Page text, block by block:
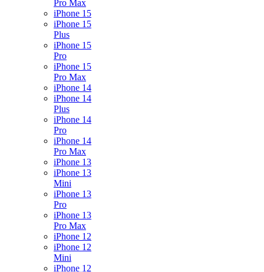
Pro Max
iPhone 15
iPhone 15
Plus
iPhone 15
Pro
iPhone 15
Pro Max
iPhone 14
iPhone 14
Plus
iPhone 14
Pro
iPhone 14
Pro Max
iPhone 13
iPhone 13
Mini
iPhone 13
Pro
iPhone 13
Pro Max
iPhone 12
iPhone 12
Mini
iPhone 12